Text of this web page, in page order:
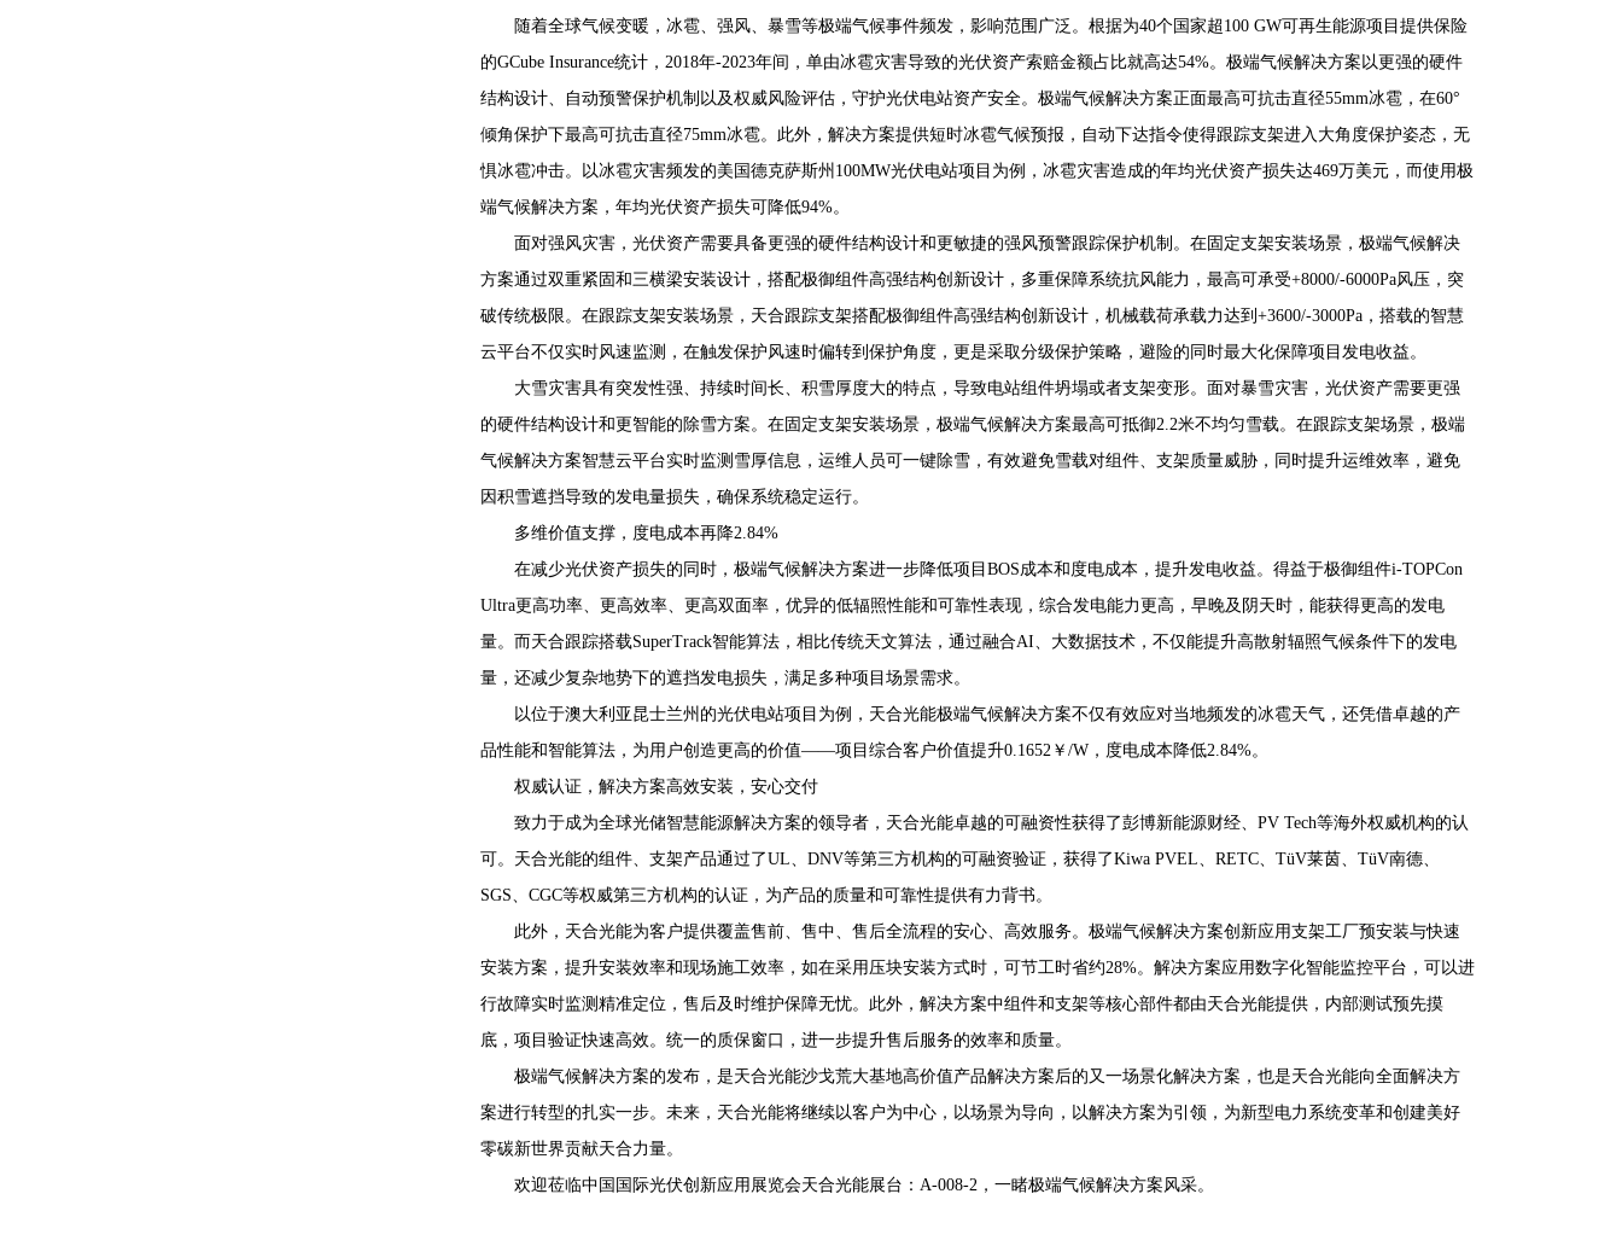
随着全球气候变暖，冰雹、强风、暴雪等极端气候事件频发，影响范围广泛。根据为40个国家超100 GW可再生能源项目提供保险
的GCube Insurance统计，2018年-2023年间，单由冰雹灾害导致的光伏资产索赔金额占比就高达54%。极端气候解决方案以更强的硬件
结构设计、自动预警保护机制以及权威风险评估，守护光伏电站资产安全。极端气候解决方案正面最高可抗击直径55mm冰雹，在60°
倾角保护下最高可抗击直径75mm冰雹。此外，解决方案提供短时冰雹气候预报，自动下达指令使得跟踪支架进入大角度保护姿态，无
惧冰雹冲击。以冰雹灾害频发的美国德克萨斯州100MW光伏电站项目为例，冰雹灾害造成的年均光伏资产损失达469万美元，而使用极
端气候解决方案，年均光伏资产损失可降低94%。
面对强风灾害，光伏资产需要具备更强的硬件结构设计和更敏捷的强风预警跟踪保护机制。在固定支架安装场景，极端气候解决
方案通过双重紧固和三横梁安装设计，搭配极御组件高强结构创新设计，多重保障系统抗风能力，最高可承受+8000/-6000Pa风压，突
破传统极限。在跟踪支架安装场景，天合跟踪支架搭配极御组件高强结构创新设计，机械载荷承载力达到+3600/-3000Pa，搭载的智慧
云平台不仅实时风速监测，在触发保护风速时偏转到保护角度，更是采取分级保护策略，避险的同时最大化保障项目发电收益。
大雪灾害具有突发性强、持续时间长、积雪厚度大的特点，导致电站组件坍塌或者支架变形。面对暴雪灾害，光伏资产需要更强
的硬件结构设计和更智能的除雪方案。在固定支架安装场景，极端气候解决方案最高可抵御2.2米不均匀雪载。在跟踪支架场景，极端
气候解决方案智慧云平台实时监测雪厚信息，运维人员可一键除雪，有效避免雪载对组件、支架质量威胁，同时提升运维效率，避免
因积雪遮挡导致的发电量损失，确保系统稳定运行。
多维价值支撑，度电成本再降2.84%
在减少光伏资产损失的同时，极端气候解决方案进一步降低项目BOS成本和度电成本，提升发电收益。得益于极御组件i-TOPCon
Ultra更高功率、更高效率、更高双面率，优异的低辐照性能和可靠性表现，综合发电能力更高，早晚及阴天时，能获得更高的发电
量。而天合跟踪搭载SuperTrack智能算法，相比传统天文算法，通过融合AI、大数据技术，不仅能提升高散射辐照气候条件下的发电
量，还减少复杂地势下的遮挡发电损失，满足多种项目场景需求。
以位于澳大利亚昆士兰州的光伏电站项目为例，天合光能极端气候解决方案不仅有效应对当地频发的冰雹天气，还凭借卓越的产
品性能和智能算法，为用户创造更高的价值——项目综合客户价值提升0.1652￥/W，度电成本降低2.84%。
权威认证，解决方案高效安装，安心交付
致力于成为全球光储智慧能源解决方案的领导者，天合光能卓越的可融资性获得了彭博新能源财经、PV Tech等海外权威机构的认
可。天合光能的组件、支架产品通过了UL、DNV等第三方机构的可融资验证，获得了Kiwa PVEL、RETC、TüV莱茵、TüV南德、
SGS、CGC等权威第三方机构的认证，为产品的质量和可靠性提供有力背书。
此外，天合光能为客户提供覆盖售前、售中、售后全流程的安心、高效服务。极端气候解决方案创新应用支架工厂预安装与快速
安装方案，提升安装效率和现场施工效率，如在采用压块安装方式时，可节工时省约28%。解决方案应用数字化智能监控平台，可以进
行故障实时监测精准定位，售后及时维护保障无忧。此外，解决方案中组件和支架等核心部件都由天合光能提供，内部测试预先摸
底，项目验证快速高效。统一的质保窗口，进一步提升售后服务的效率和质量。
极端气候解决方案的发布，是天合光能沙戈荒大基地高价值产品解决方案后的又一场景化解决方案，也是天合光能向全面解决方
案进行转型的扎实一步。未来，天合光能将继续以客户为中心，以场景为导向，以解决方案为引领，为新型电力系统变革和创建美好
零碳新世界贡献天合力量。
欢迎莅临中国国际光伏创新应用展览会天合光能展台：A-008-2，一睹极端气候解决方案风采。